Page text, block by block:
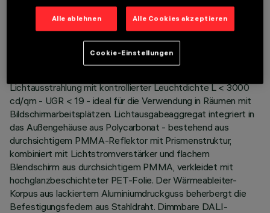
LETZTES UPDATE: 06.08.2026
Lichtausstrahlung mit kontrollierter Leuchtdichte L < 3000
cd/qm - UGR < 19 - ideal für die Verwendung in Räumen mit
Bildschirmarbeitsplätzen. Lichtausgabeaggregat integriert in
das Außengehäuse aus Polycarbonat - bestehend aus
durchsichtigem PMMA-Reflektor mit Prismenstruktur,
kombiniert mit Lichtstromverstärker und flachem
Blendschirm aus durchsichtigem PMMA, verkleidet mit
hochglanzbeschichteter PET-Folie. Der Wärmeableiter-
Korpus aus lackiertem Aluminiumdruckguss beherbergt die
Befestigungsfedern aus Stahldraht. Dimmbare DALI-
Alle ablehnen Alle Cookies akzeptieren
Cookie-Einstellungen